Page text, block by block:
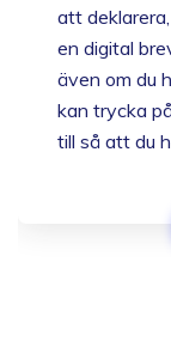
att
en digital
även om du
kan trycka
till så att du